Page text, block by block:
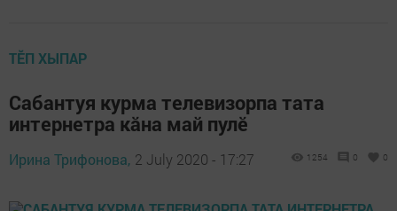
ТӖП ХЫПАР
Сабантуя курма телевизорпа тата
интернетра кăна май пулӗ
Ирина Трифонова, 2 July 2020 - 17:27 1254 0 0